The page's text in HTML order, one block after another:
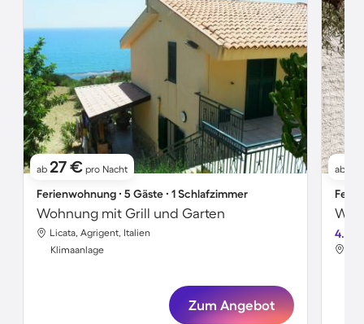
ab 27 € pro Nacht
Ferienwohnung ∙ 5 Gäste ∙ 1 Schlafzimmer
Wohnung mit Grill und Garten
Licata, Agrigent, Italien
Klimaanlage
Zum Angebot
ab
4.8